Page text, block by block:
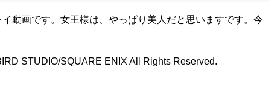
動画です。女王様は、やっぱり美人だと思いますです。今
STUDIO/SQUARE ENIX All Rights Reserved.